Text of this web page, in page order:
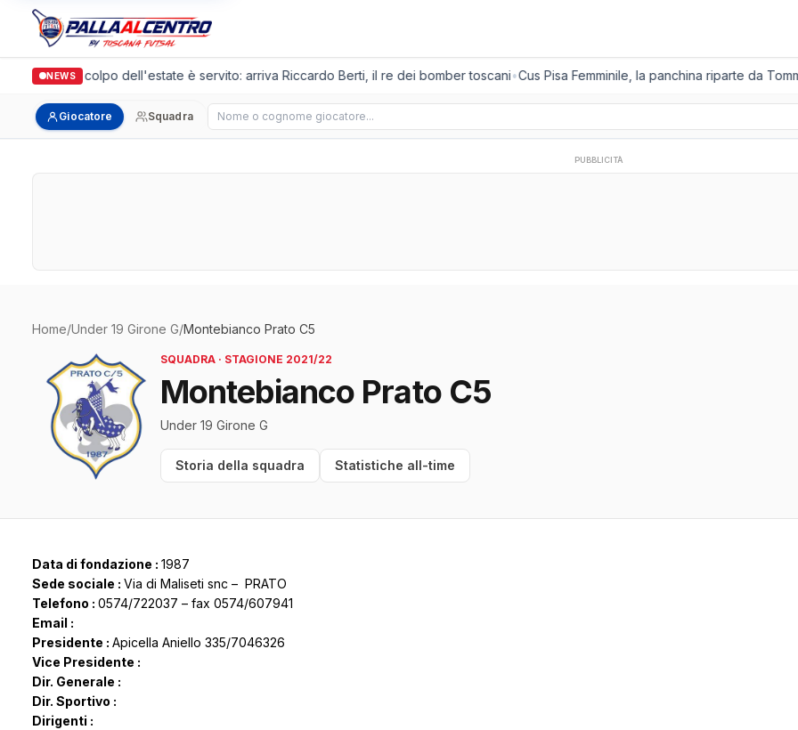
NEWS
Arpi Nova, il colpo dell'estate è servito: arriva Riccardo Berti, il re dei bomber toscani•Cus Pisa Femminile, la panchina riparte da
Giocatore Squadra Cerca giocatore
PUBBLICITÀ
Home/Under 19 Girone G/Montebianco Prato C5
SQUADRA · STAGIONE 2021/22
Montebianco Prato C5
Under 19 Girone G
Storia della squadra Statistiche all-time
Data di fondazione : 1987
Sede sociale : Via di Maliseti snc – PRATO
Telefono : 0574/722037 – fax 0574/607941
Email :
Presidente : Apicella Aniello 335/7046326
Vice Presidente :
Dir. Generale :
Dir. Sportivo :
Dirigenti :